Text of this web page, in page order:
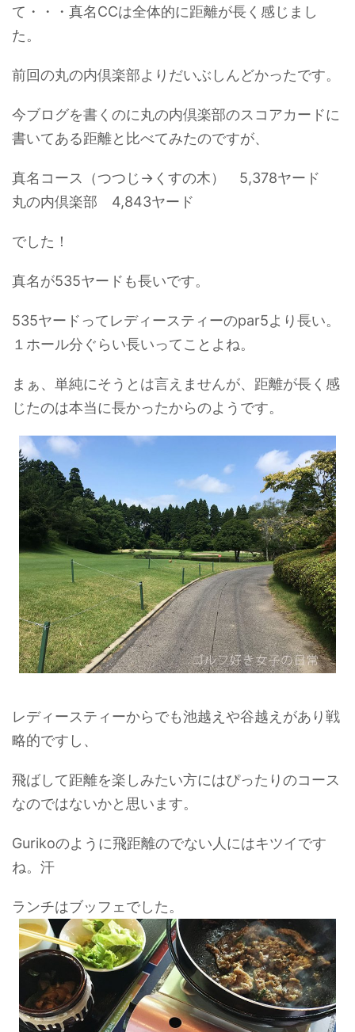
て・・・真名CCは全体的に距離が長く感じまし
た。
前回の丸の内倶楽部よりだいぶしんどかったです。
今ブログを書くのに丸の内倶楽部のスコアカードに
書いてある距離と比べてみたのですが、
真名コース（つつじ→くすの木） 5,378ヤード
丸の内倶楽部 4,843ヤード
でした！
真名が535ヤードも長いです。
535ヤードってレディースティーのpar5より長い。
１ホール分ぐらい長いってことよね。
まぁ、単純にそうとは言えませんが、距離が長く感
じたのは本当に長かったからのようです。
レディースティーからでも池越えや谷越えがあり戦
略的ですし、
飛ばして距離を楽しみたい方にはぴったりのコース
なのではないかと思います。
Gurikoのように飛距離のでない人にはキツイです
ね。汗
ランチはブッフェでした。